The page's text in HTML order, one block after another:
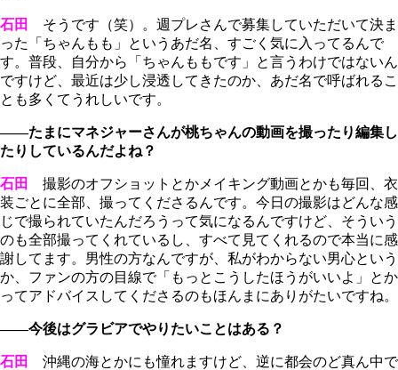
石田
そうです（笑）。週プレさんで募集していただいて決ま
った「ちゃんもも」というあだ名、すごく気に入ってるんで
す。普段、自分から「ちゃんももです」と言うわけではないん
ですけど、最近は少し浸透してきたのか、あだ名で呼ばれるこ
とも多くてうれしいです。
――たまにマネジャーさんが桃ちゃんの動画を撮ったり編集し
たりしているんだよね？
石田
撮影のオフショットとかメイキング動画とかも毎回、衣
装ごとに全部、撮ってくださるんです。今日の撮影はどんな感
じで撮られていたんだろうって気になるんですけど、そういう
のも全部撮ってくれているし、すべて見てくれるので本当に感
謝してます。男性の方なんですが、私がわからない男心という
か、ファンの方の目線で「もっとこうしたほうがいいよ」とか
ってアドバイスしてくださるのもほんまにありがたいですね。
――今後はグラビアでやりたいことはある？
石田
沖縄の海とかにも憧れますけど、逆に都会のど真ん中で